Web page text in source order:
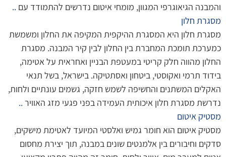
והמבנה הגיאוגרפי המגוון, מומחי איטום נדרשים להתמודד עם ..
מסגרת חלון
מסגרת חלון היא המסגרת ההיקפית המקיפה את החלון ומשמשת
כמערכת תומכת המחברת בין החלון לבין קיר המבנה. מסגרת
החלון מהווה חלק קריטי במעטפת הבניין ואחראית על אטימה,
בידוד תרמי ואקוסטי, ביטחון ואסתטיקה. בישראל, בשל תנאי
האקלים המשתנים והחשיפה לשמש חזקה, גשמים עונתיים ולחות,
נדרשת מסגרת חלון איכותית העמידה בפני פגעי מזג האוויר ..
מסטיק איטום
מסטיק איטום הוא חומר גמיש ואלסטי המיועד לאטימת מישקים,
סדקים וחיבורים בין אלמנטים שונים במבנה, תוך יצירת מחסום